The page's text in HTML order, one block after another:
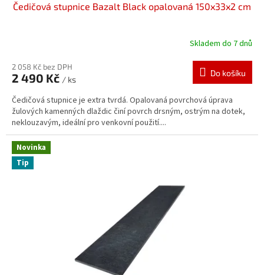
Čedičová stupnice Bazalt Black opalovaná 150x33x2 cm
Skladem do 7 dnů
2 058 Kč bez DPH
2 490 Kč / ks
Do košíku
Čedičová stupnice je extra tvrdá. Opalovaná povrchová úprava
žulových kamenných dlaždic činí povrch drsným, ostrým na dotek,
neklouzavým, ideální pro venkovní použití....
Novinka
Tip